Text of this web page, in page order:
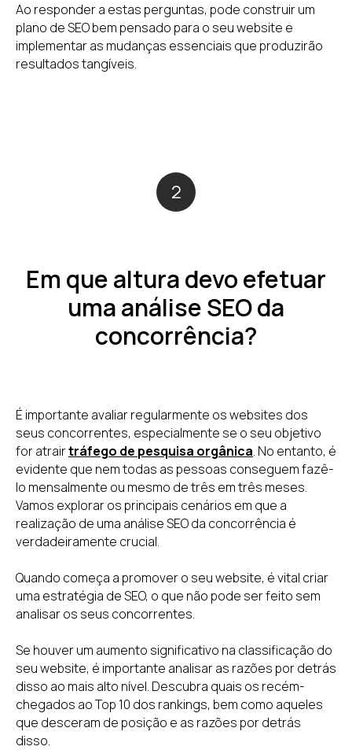
Ao responder a estas perguntas, pode construir um
plano de SEO bem pensado para o seu website e
implementar as mudanças essenciais que produzirão
resultados tangíveis.
2
Em que altura devo efetuar
uma análise SEO da
concorrência?
É importante avaliar regularmente os websites dos
seus concorrentes, especialmente se o seu objetivo
for atrairtráfego de pesquisa orgânica. No entanto, é
evidente que nem todas as pessoas conseguem fazê-
lo mensalmente ou mesmo de três em três meses.
Vamos explorar os principais cenários em que a
realização de uma análise SEO da concorrência é
verdadeiramente crucial.
Quando começa a promover o seu website, é vital criar
uma estratégia de SEO, o que não pode ser feito sem
analisar os seus concorrentes.
Se houver um aumento significativo na classificação do
seu website, é importante analisar as razões por detrás
disso ao mais alto nível. Descubra quais os recém-
chegados ao Top 10 dos rankings, bem como aqueles
que desceram de posição e as razões por detrás
disso.